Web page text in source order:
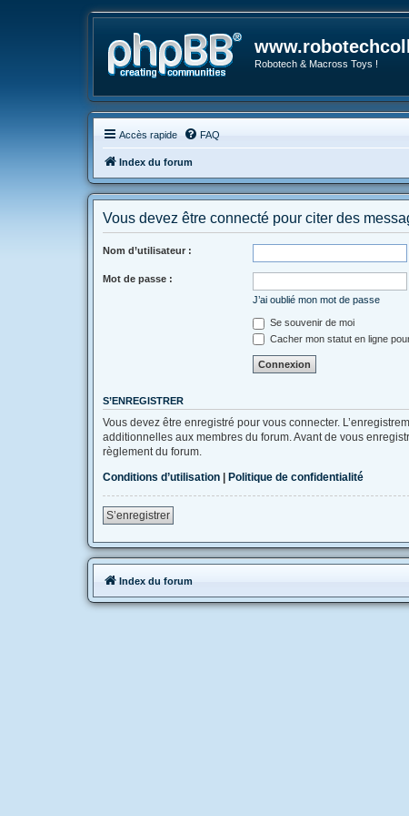
Robotech & Macross Toys !
Accès rapide FAQ
Index du forum
Vous devez être connecté pour citer des
Nom d’utilisateur :
Mot de passe :
J’ai oublié mon mot de passe
Se souvenir de moi
Cacher mon statut en ligne
S’ENREGISTRER
Vous devez être enregistré pour vous connecter.
additionnelles aux membres du forum. Avant de vous
règlement du forum.
Conditions d’utilisation | Politique de confidentialité
S’enregistrer
Index du forum